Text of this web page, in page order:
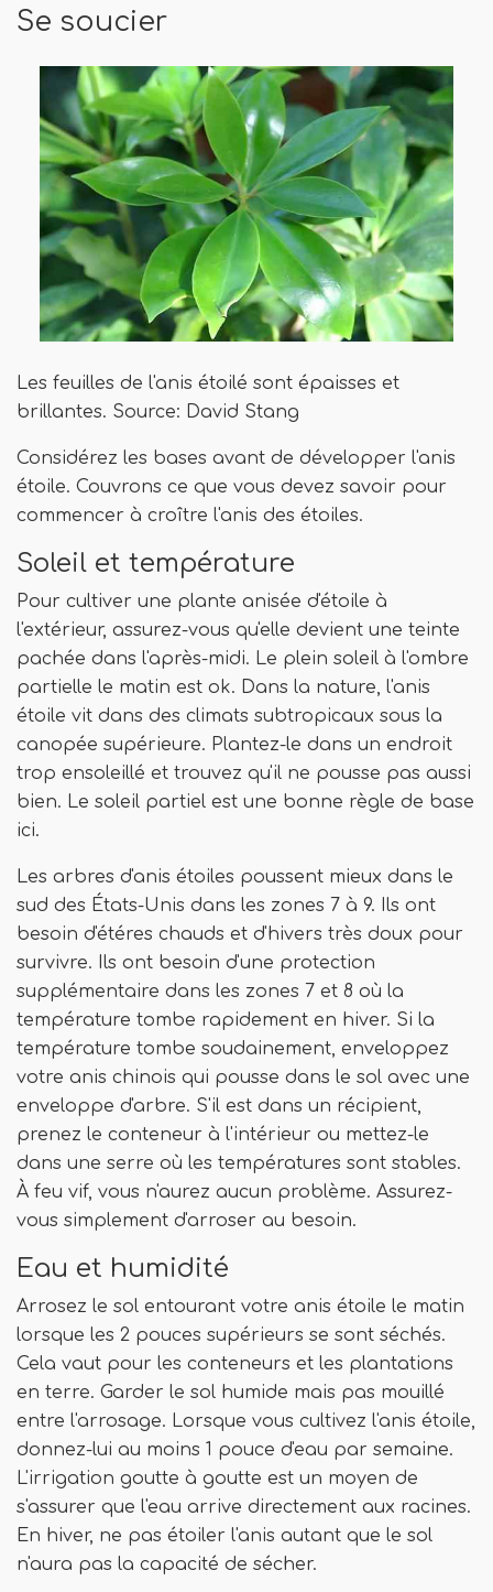
Se soucier
Les feuilles de l'anis étoilé sont épaisses et
brillantes. Source: David Stang
Considérez les bases avant de développer l'anis
étoile. Couvrons ce que vous devez savoir pour
commencer à croître l'anis des étoiles.
Soleil et température
Pour cultiver une plante anisée d'étoile à
l'extérieur, assurez-vous qu'elle devient une teinte
pachée dans l'après-midi. Le plein soleil à l'ombre
partielle le matin est ok. Dans la nature, l'anis
étoile vit dans des climats subtropicaux sous la
canopée supérieure. Plantez-le dans un endroit
trop ensoleillé et trouvez qu'il ne pousse pas aussi
bien. Le soleil partiel est une bonne règle de base
ici.
Les arbres d'anis étoiles poussent mieux dans le
sud des États-Unis dans les zones 7 à 9. Ils ont
besoin d'étéres chauds et d'hivers très doux pour
survivre. Ils ont besoin d'une protection
supplémentaire dans les zones 7 et 8 où la
température tombe rapidement en hiver. Si la
température tombe soudainement, enveloppez
votre anis chinois qui pousse dans le sol avec une
enveloppe d'arbre. S'il est dans un récipient,
prenez le conteneur à l'intérieur ou mettez-le
dans une serre où les températures sont stables.
À feu vif, vous n'aurez aucun problème. Assurez-
vous simplement d'arroser au besoin.
Eau et humidité
Arrosez le sol entourant votre anis étoile le matin
lorsque les 2 pouces supérieurs se sont séchés.
Cela vaut pour les conteneurs et les plantations
en terre. Garder le sol humide mais pas mouillé
entre l'arrosage. Lorsque vous cultivez l'anis étoile,
donnez-lui au moins 1 pouce d'eau par semaine.
L'irrigation goutte à goutte est un moyen de
s'assurer que l'eau arrive directement aux racines.
En hiver, ne pas étoiler l'anis autant que le sol
n'aura pas la capacité de sécher.